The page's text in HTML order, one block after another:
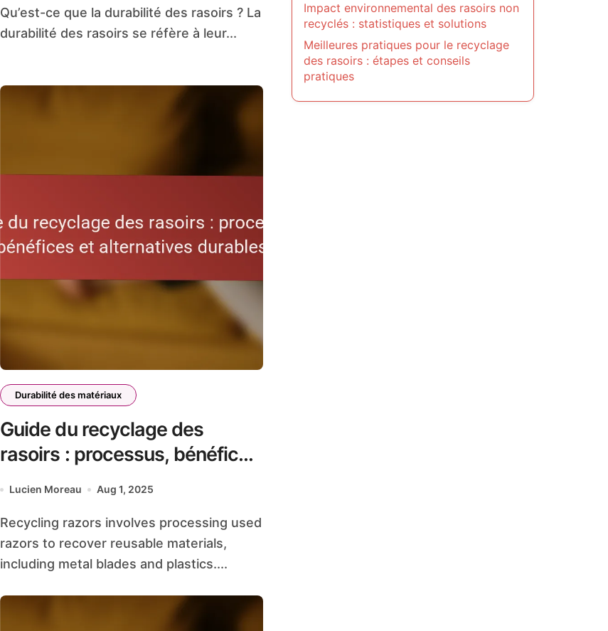
Qu’est-ce que la durabilité des rasoirs ? La
durabilité des rasoirs se réfère à leur...
Durabilité des matériaux
Guide du recyclage des
rasoirs : processus, bénéfices
et alternatives durables
Lucien Moreau Aug 1, 2025
Recycling razors involves processing used
razors to recover reusable materials,
including metal blades and plastics....
Impact environnemental des rasoirs non
recyclés : statistiques et solutions
Meilleures pratiques pour le recyclage
des rasoirs : étapes et conseils
pratiques